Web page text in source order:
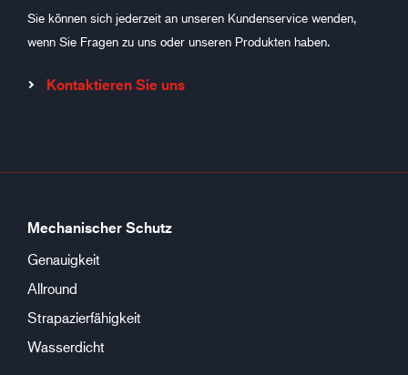
Sie können sich jederzeit an unseren Kundenservice wenden,
wenn Sie Fragen zu uns oder unseren Produkten haben.
Kontaktieren Sie uns
Mechanischer Schutz
Genauigkeit
Allround
Strapazierfähigkeit
Wasserdicht